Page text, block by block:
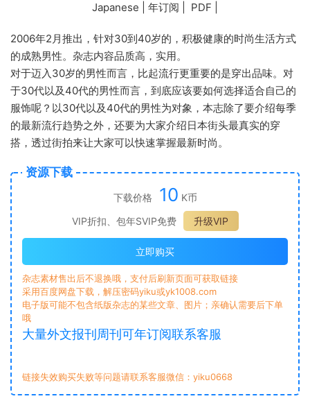
Japanese | 年订阅 | PDF |
2006年2月推出，针对30到40岁的，积极健康的时尚生活方式
的成熟男性。杂志内容品质高，实用。
对于迈入30岁的男性而言，比起流行更重要的是穿出品味。对
于30代以及40代的男性而言，到底应该要如何选择适合自己的
服饰呢？以30代以及40代的男性为对象，本志除了要介绍每季
的最新流行趋势之外，还要为大家介绍日本街头最真实的穿
搭，透过街拍来让大家可以快速掌握最新时尚。
资源下载
下载价格 10 K币
VIP折扣、包年SVIP免费
升级VIP
立即购买
杂志素材售出后不退换哦，支付后刷新页面可获取链接
采用百度网盘下载，解压密码yiku或yk1008.com
电子版可能不包含纸版杂志的某些文章、图片；亲确认需要后下单
哦
大量外文报刊周刊可年订阅联系客服
链接失效购买失败等问题请联系客服微信：yiku0668